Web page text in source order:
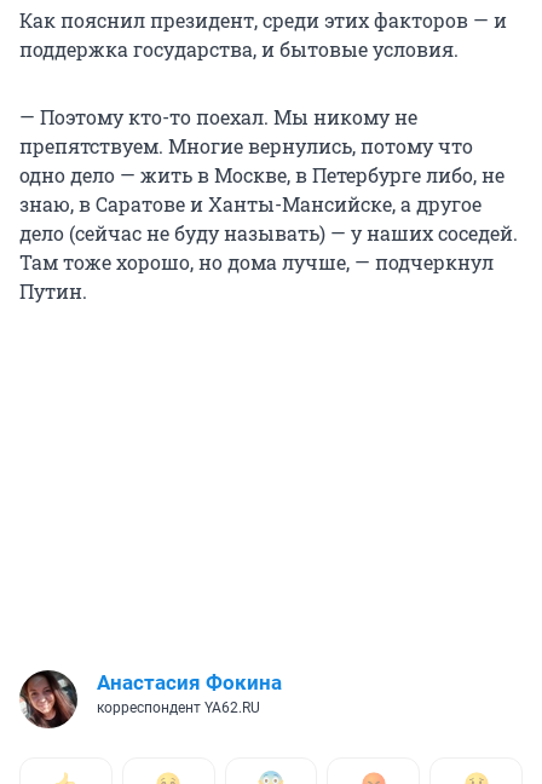
Как пояснил президент, среди этих факторов — и
поддержка государства, и бытовые условия.
— Поэтому кто-то поехал. Мы никому не
препятствуем. Многие вернулись, потому что
одно дело — жить в Москве, в Петербурге либо, не
знаю, в Саратове и Ханты-Мансийске, а другое
дело (сейчас не буду называть) — у наших соседей.
Там тоже хорошо, но дома лучше, — подчеркнул
Путин.
Анастасия Фокина
корреспондент YA62.RU